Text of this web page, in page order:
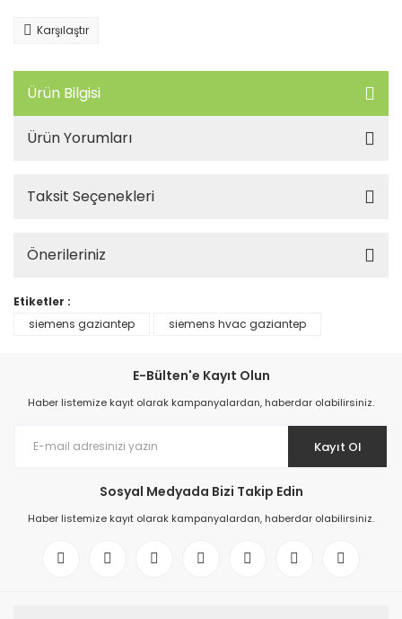
Karşılaştır
Ürün Bilgisi
Ürün Yorumları
Taksit Seçenekleri
Önerileriniz
Etiketler :
siemens gaziantep
siemens hvac gaziantep
E-Bülten'e Kayıt Olun
Haber listemize kayıt olarak kampanyalardan, haberdar olabilirsiniz.
Kayıt Ol
Sosyal Medyada Bizi Takip Edin
Haber listemize kayıt olarak kampanyalardan, haberdar olabilirsiniz.